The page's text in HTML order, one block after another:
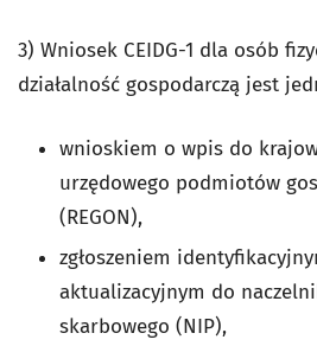
3) Wniosek CEIDG-1 dla osób
działalność gospodarczą jest
wnioskiem o wpis do
urzędowego podmiotów
(REGON),
zgłoszeniem
aktualizacyjnym do
skarbowego (NIP),